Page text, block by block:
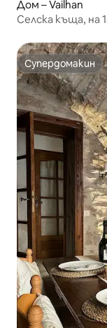
Дом – Vailhan
Селска къща, на
Супердомакин
Супердомакин